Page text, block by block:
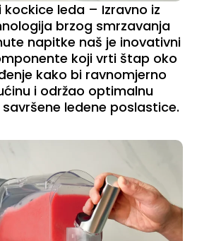
kockice leda – Izravno iz
brzog smrzavanja
napitke naš je inovativni
koji vrti štap oko
kako bi ravnomjerno
i održao optimalnu
ledene poslastice.